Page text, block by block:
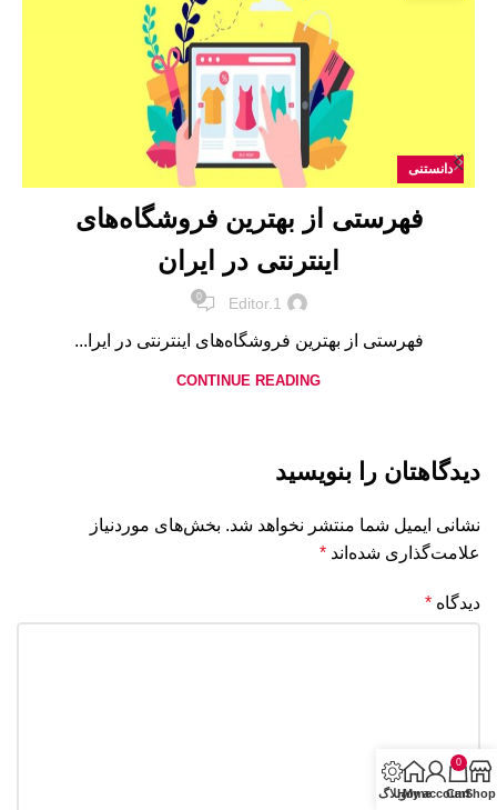
دانستنی
فهرستی از بهترین فروشگاه‌های
اینترنتی در ایران
Editor.1
0
فهرستی از بهترین فروشگاه‌های اینترنتی در ایرا...
CONTINUE READING
دیدگاهتان را بنویسید
نشانی ایمیل شما منتشر نخواهد شد. بخش‌های موردنیاز
علامت‌گذاری شده‌اند *
دیدگاه *
Shop
0
Cart
My account
Homeوبلاگ